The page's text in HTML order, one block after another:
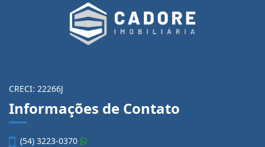
CRECI: 22266J
Informações de Contato
(54) 3223-0370